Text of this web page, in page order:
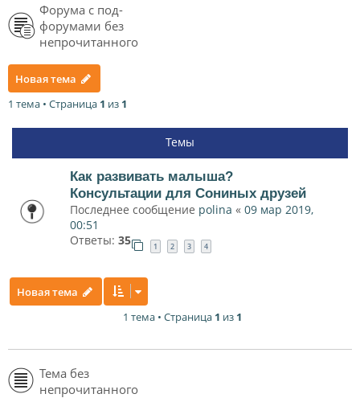
Форума с под-
форумами без
непрочитанного
Новая тема
1 тема • Страница 1 из 1
Темы
Как развивать малыша?
Консультации для Сониных друзей
Последнее сообщение polina « 09 мар 2019,
00:51
Ответы: 35 1 2 3 4
Новая тема
1 тема • Страница 1 из 1
Тема без
непрочитанного